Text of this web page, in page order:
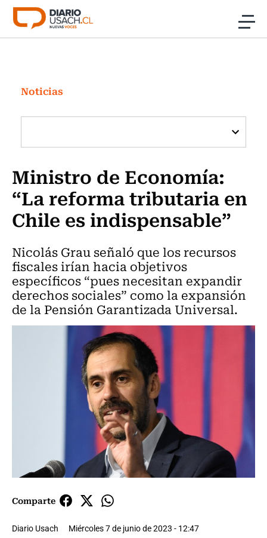
Click acá para ir directamente al contenido
Investigación
Cultura
Programas Radio y TV Usach
Noticias
Ministro de Economía:
“La reforma tributaria en
Chile es indispensable”
Nicolás Grau señaló que los recursos
fiscales irían hacia objetivos
específicos “pues necesitan expandir
derechos sociales” como la expansión
de la Pensión Garantizada Universal.
Comparte
Diario Usach Miércoles 7 de junio de 2023 - 12:47